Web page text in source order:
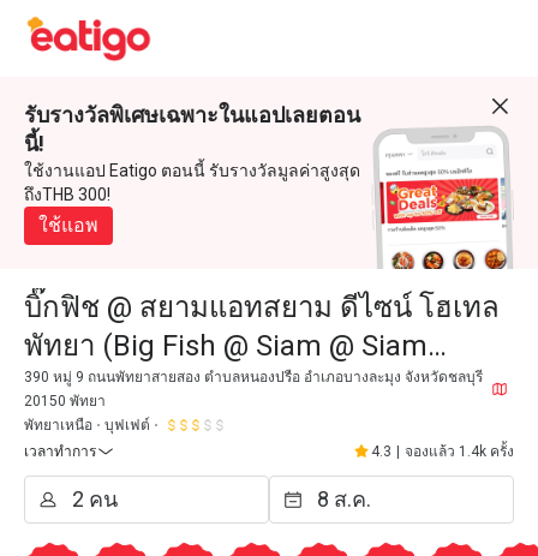
รับรางวัลพิเศษเฉพาะในแอปเลยตอน
นี้!
ใช้งานแอป Eatigo ตอนนี้ รับรางวัลมูลค่าสูงสุด
ถึงTHB 300!
ใช้แอพ
บิ๊กฟิช @ สยามแอทสยาม ดีไซน์ โฮเทล
พัทยา (Big Fish @ Siam @ Siam
Design Hotel Pattaya)
390 หมู่ 9 ถนนพัทยาสายสอง ตำบลหนองปรือ อำเภอบางละมุง จังหวัดชลบุรี
20150 พัทยา
พัทยาเหนือ
บุฟเฟต์
เวลาทำการ
4.3 จองแล้ว 1.4k ครั้ง